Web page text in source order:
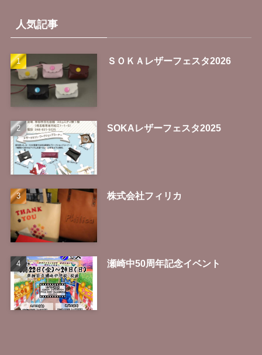
人気記事
ＳＯＫＡレザーフェスタ2026
SOKAレザーフェスタ2025
株式会社フィリカ
瀬崎中50周年記念イベント